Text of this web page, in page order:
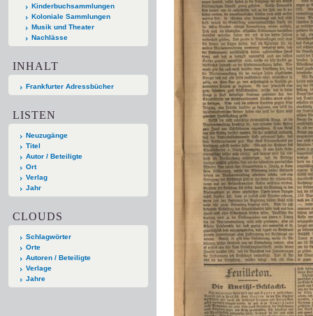
Kinderbuchsammlungen
Koloniale Sammlungen
Musik und Theater
Nachlässe
INHALT
Frankfurter Adressbücher
LISTEN
Neuzugänge
Titel
Autor / Beteiligte
Ort
Verlag
Jahr
CLOUDS
Schlagwörter
Orte
Autoren / Beteiligte
Verlage
Jahre